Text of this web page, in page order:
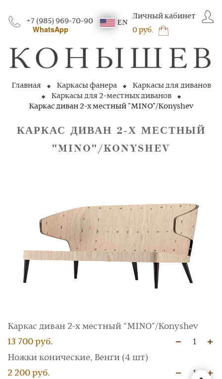
+7 (985) 969-70-90
WhatsApp
EN
Личный кабинет
0 руб.
Главная Каркасы фанера
Каркасы для диванов
Каркасы для 2-местных диванов
Каркас диван 2-х местный "MINO"/Konyshev
КАРКАС ДИВАН 2‑Х МЕСТНЫЙ
"MINO"/KONYSHEV
Каркас диван 2‑х местный "MINO"/Konyshev
13 700 руб.
1
Ножки конические, Венги (4 шт)
2 200 руб.
1